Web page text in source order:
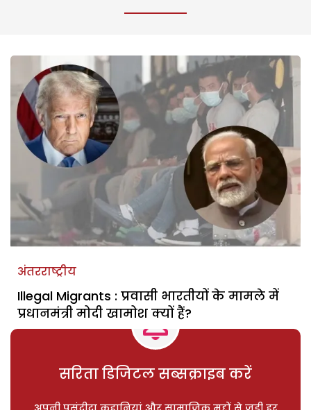
अंतरराष्ट्रीय
Illegal Migrants : प्रवासी भारतीयों के मामले में
प्रधानमंत्री मोदी खामोश क्यों हैं?
सरिता डिजिटल सब्सक्राइब करें